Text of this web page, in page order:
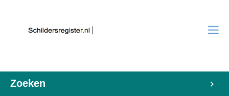
Zoeken